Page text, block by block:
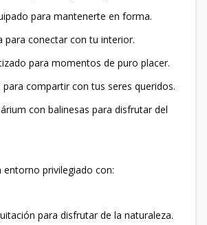
para mantenerte en forma.
para conectar con tu interior.
para momentos de puro placer.
compartir con tus seres queridos.
con balinesas para disfrutar del
privilegiado con:
para disfrutar de la naturaleza.